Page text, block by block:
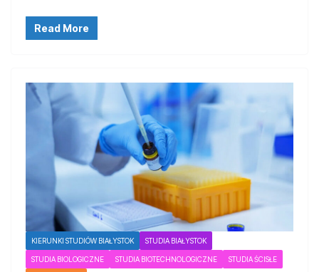
Read More
KIERUNKI STUDIÓW BIAŁYSTOK STUDIA BIAŁYSTOK
STUDIA BIOLOGICZNE STUDIA BIOTECHNOLOGICZNE STUDIA ŚCISŁE